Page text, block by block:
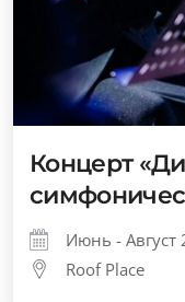
Концерт
Июнь - Август
Roof Place